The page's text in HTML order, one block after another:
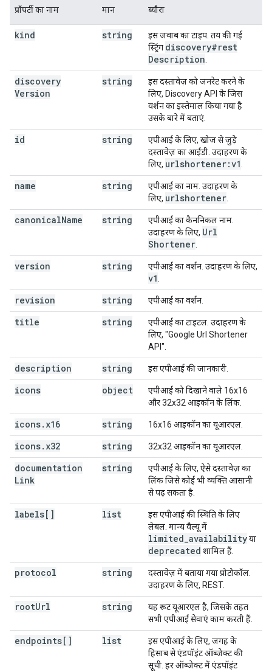
string
,
"deprecated": boolean
,
string
],
"parameters"
"type": string
,
string
string
,
,
"required": boolean
,
string
,
,
"minimum": string
,
"maximum"
: string
,
"enumDescriptions"
[
],
"repeated": boolean
,
"location": string
,
JsonSchema)
},
"additionalProperties": (JsonSchema),
"items": (JsonSchema),
"annotations":
},
"auth"
"scopes":
:
string
},
string
],
(key)
प्रॉपर्टी का नाम मान ब्यौरा
kind string
इस जवाब का टाइप. तय की गई
स्ट्रिंग discovery#rest
Description
discovery
Version
string
इस दस्तावेज़ को जनरेट करने के
लिए, Discovery API के जिस
वर्शन का इस्तेमाल किया गया है
उसके बारे में बताएं.
id string
एपीआई के लिए, खोज से जुड़े
दस्तावेज़ का आईडी. उदाहरण के
लिए, urlshortener:v1
name string
एपीआई का नाम. उदाहरण के
लिए, urlshortener
canonicalName string
एपीआई का कैननिकल नाम.
उदाहरण के लिए, Url
Shortener
version string एपीआई का वर्शन. उदाहरण के लिए,
v1
revision string एपीआई का वर्शन.
title string
एपीआई का टाइटल. उदाहरण के
लिए, "Google Url Shortener
API".
description string इस एपीआई की जानकारी.
icons object
एपीआई को दिखाने वाले 16x16
और 32x32 आइकॉन के लिंक.
icons. x16 string 16x16 आइकॉन का यूआरएल.
icons. x32 string 32x32 आइकॉन का यूआरएल.
documentation
Link
string
एपीआई के लिए, ऐसे दस्तावेज़ का
लिंक जिसे कोई भी व्यक्ति आसानी
से पढ़ सकता है.
labels[] list
इस एपीआई की स्थिति के लिए
लेबल. मान्य वैल्यू में
limited_availabilityया
deprecated शामिल हैं.
protocol string
दस्तावेज़ में बताया गया प्रोटोकॉल.
उदाहरण के लिए, REST.
rootUrl string
यह रूट यूआरएल है, जिसके तहत
सभी एपीआई सेवाएं काम करती हैं.
endpoints[] list
इस एपीआई के लिए, जगह के
हिसाब से एंडपॉइंट ऑब्जेक्ट की
सूची. हर ऑब्जेक्ट में एंडपॉइंट